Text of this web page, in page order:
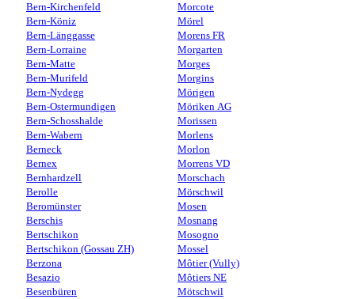
Bern-Kirchenfeld
Bern-Köniz
Bern-Länggasse
Bern-Lorraine
Bern-Matte
Bern-Murifeld
Bern-Nydegg
Bern-Ostermundigen
Bern-Schosshalde
Bern-Wabern
Berneck
Bernex
Bernhardzell
Berolle
Beromünster
Berschis
Bertschikon
Bertschikon (Gossau ZH)
Berzona
Besazio
Besenbüren
Morcote
Mörel
Morens FR
Morgarten
Morges
Morgins
Mörigen
Möriken AG
Morissen
Morlens
Morlon
Morrens VD
Morschach
Mörschwil
Mosen
Mosnang
Mosogno
Mossel
Môtier (Vully)
Môtiers NE
Mötschwil